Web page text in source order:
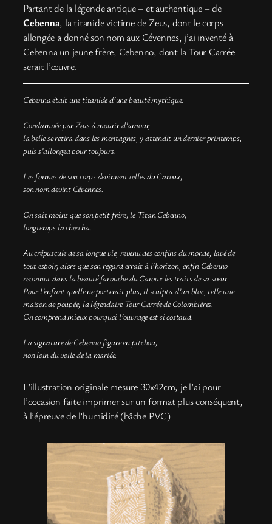
Partant de la légende antique – et authentique – de
Cebenna, la titanide victime de Zeus, dont le corps
allongée a donné son nom aux Cévennes, j’ai inventé à
Cebenna un jeune frère, Cebenno, dont la Tour Carrée
serait l’œuvre.
Cebenna était une titanide d’une beauté mythique.
Condamnée par Zeus à mourir d’amour,
la belle se retira dans les montagnes, y attendit un dernier printemps,
puis s’allongea pour toujours.
Les formes de son corps devinrent celles du Caroux,
son nom devint Cévennes.
On sait moins que son petit frère, le Titan Cebenno,
longtemps la chercha.
Au crépuscule de sa longue vie, revenu des confins du monde, lavé de
tout espoir, alors que son regard errait à l’horizon, enfin Cebenno
reconnut dans la beauté farouche du Caroux les traits de sa soeur.
Pour l’enfant quelle ne porterait plus, il sculpta d’un bloc, telle une
maison de poupée, la légendaire Tour Carrée de Colombières.
On comprend mieux pourquoi l’ouvrage est si costaud.
La signature de Cebenno figure en pitchou,
non loin du voile de la mariée.
L’illustration originale mesure 30x42cm, je l’ai pour
l’occasion faite imprimer sur un format plus conséquent,
à l’épreuve de l’humidité (bâche PVC)